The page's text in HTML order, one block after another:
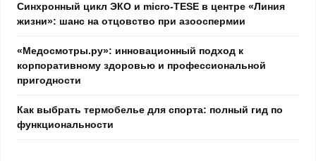
Синхронный цикл ЭКО и micro-TESE в центре «Линия
жизни»: шанс на отцовство при азооспермии
«Медосмотры.ру»: инновационный подход к
корпоративному здоровью и профессиональной
пригодности
Как выбрать термобелье для спорта: полный гид по
функциональности